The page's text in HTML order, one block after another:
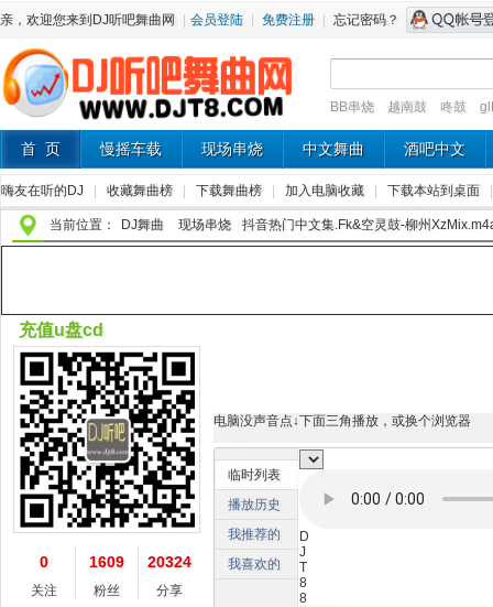
亲，欢迎您来到DJ听吧舞曲网 会员登陆 免费注册 忘记密码？
BB串烧 越南鼓 咚鼓
首 页 慢摇车载 现场串烧 中文舞曲 酒吧中文
嗨友在听的DJ 收藏舞曲榜 下载舞曲榜 加入电脑收藏 下载本站到桌面
当前位置： DJ舞曲 现场串烧 抖音热门中文集.Fk&空灵鼓-柳州
电脑没声音点↓下面三角播放，或换个浏览器
临时列表
播放历史
我推荐的
我喜欢的
D
J
T
8
8
充值u盘cd
0
关注
1609
粉丝
20324
分享